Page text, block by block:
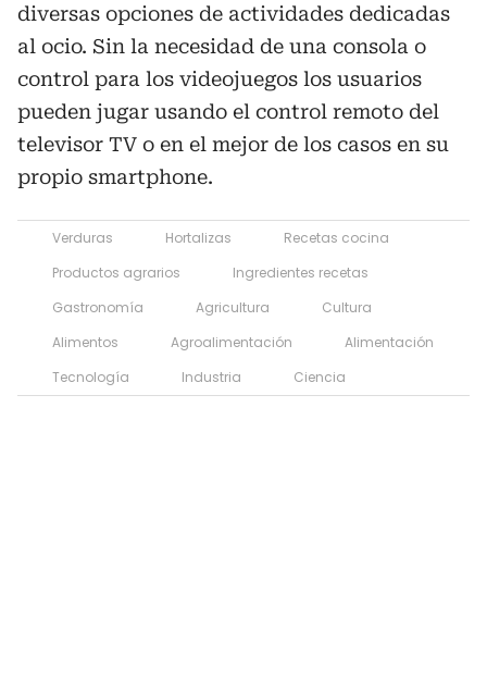
diversas opciones de actividades dedicadas
al ocio. Sin la necesidad de una consola o
control para los videojuegos los usuarios
pueden jugar usando el control remoto del
televisor TV o en el mejor de los casos en su
propio smartphone.
Verduras Hortalizas
Recetas cocina
Productos agrarios
Ingredientes recetas
Gastronomía
Agricultura
Cultura
Alimentos
Agroalimentación
Alimentación
Tecnología
Industria Ciencia